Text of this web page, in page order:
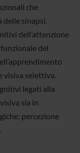
che
delle sinapsi.
dell’attenzione
del
visiva selettiva.
legati alla
sia in
percezione